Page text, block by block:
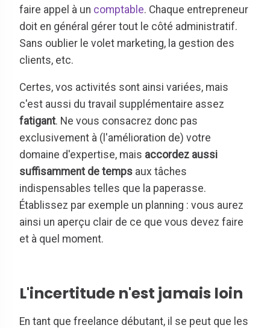
faire appel à un comptable. Chaque entrepreneur
doit en général gérer tout le côté administratif.
Sans oublier le volet marketing, la gestion des
clients, etc.
Certes, vos activités sont ainsi variées, mais
c'est aussi du travail supplémentaire assez
fatigant. Ne vous consacrez donc pas
exclusivement à (l'amélioration de) votre
domaine d'expertise, mais accordez aussi
suffisamment de temps aux tâches
indispensables telles que la paperasse.
Établissez par exemple un planning : vous aurez
ainsi un aperçu clair de ce que vous devez faire
et à quel moment.
L'incertitude n'est jamais loin
En tant que freelance débutant, il se peut que les